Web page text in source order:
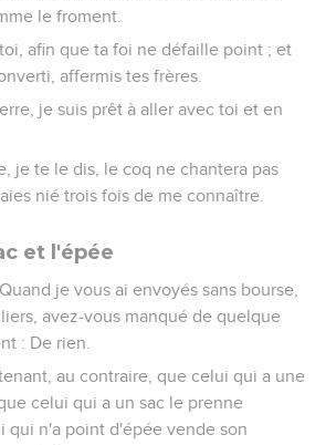
le froment.
afin que ta foi ne défaille point ; et
affermis tes frères.
je suis prêt à aller avec toi et en
je te le dis, le coq ne chantera pas
nié trois fois de me connaître.
et l'épée
je vous ai envoyés sans bourse,
avez-vous manqué de quelque
: De rien.
au contraire, que celui qui a une
celui qui a un sac le prenne
qui n'a point d'épée vende son